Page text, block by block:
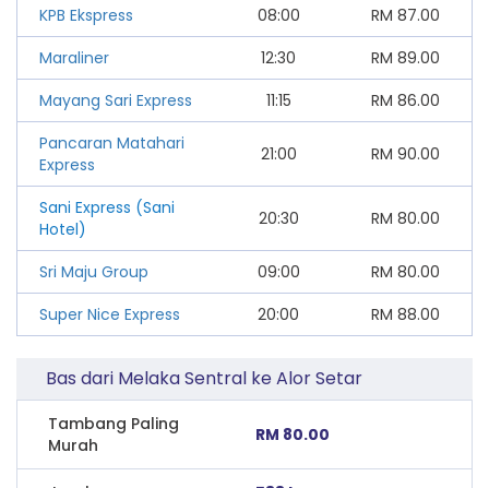
KPB Ekspress 08:00 RM 87.00
Maraliner
12:30 RM 89.00
Mayang Sari Express
11:15 RM 86.00
Pancaran Matahari
Express
21:00 RM 90.00
Sani Express (Sani
Hotel)
20:30 RM 80.00
Sri Maju Group 09:00 RM 80.00
Super Nice Express
20:00 RM 88.00
Bas dari Melaka Sentral ke Alor Setar
Tambang Paling
Murah
RM 80.00